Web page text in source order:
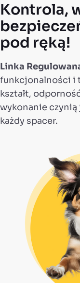
Kontrola,
pod ręką!
Linka
funkcjonalności i
kształt,
wykonanie czynią
każdy spacer.